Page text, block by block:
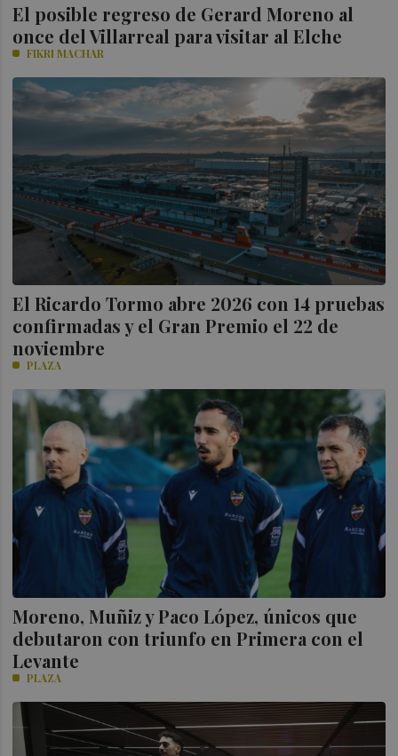
El posible regreso de Gerard Moreno al
once del Villarreal para visitar al Elche
FIKRI MACHAR
El Ricardo Tormo abre 2026 con 14 pruebas
confirmadas y el Gran Premio el 22 de
noviembre
PLAZA
Moreno, Muñiz y Paco López, únicos que
debutaron con triunfo en Primera con el
Levante
PLAZA